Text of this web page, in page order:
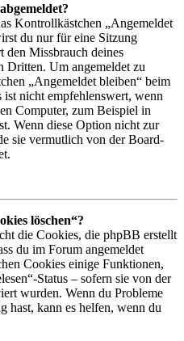
Kontrollkästchen „Angemeldet
du nur für eine Sitzung
den Missbrauch deines
Dritten. Um angemeldet zu
„Angemeldet bleiben“ beim
nicht empfehlenswert, wenn
Computer, zum Beispiel in
Wenn diese Option nicht zur
sie vermutlich von der Board-
löschen“?
die Cookies, die phpBB erstellt
du im Forum angemeldet
Cookies einige Funktionen,
Status – sofern sie von der
wurden. Wenn du Probleme
hast, kann es helfen, wenn du